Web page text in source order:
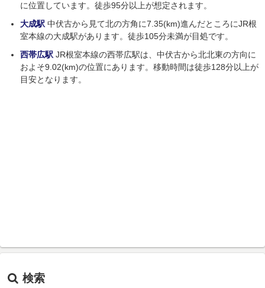
に位置しています。徒歩95分以上が想定されます。
大成駅 中伏古から見て北の方角に7.35(km)進んだところにJR根
室本線の大成駅があります。徒歩105分未満が目処です。
西帯広駅 JR根室本線の西帯広駅は、中伏古から北北東の方向に
およそ9.02(km)の位置にあります。移動時間は徒歩128分以上が
目安となります。
検索